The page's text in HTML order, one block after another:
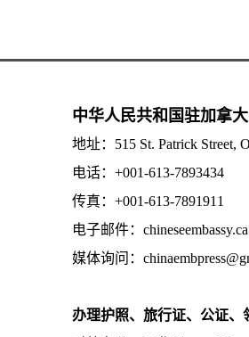
中华人民共和国驻加拿
地址：515 St. Patrick Street,
电话：+001-613-7893434
传真：+001-613-7891911
电子邮件：
媒体询问：
办理护照、旅行证、公证、